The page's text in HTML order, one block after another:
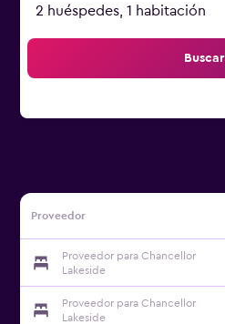
2 huéspedes, 1 habitación
Buscar
Proveedor
Proveedor para Chancellor
Lakeside
Proveedor para Chancellor
Lakeside